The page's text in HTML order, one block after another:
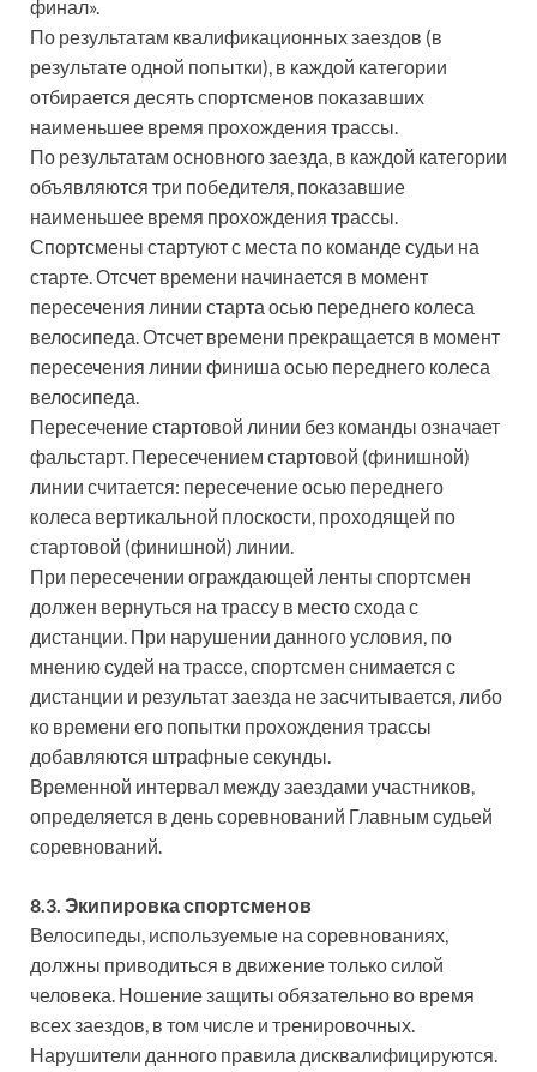
финал».
По результатам квалификационных заездов (в
результате одной попытки), в каждой категории
отбирается десять спортсменов показавших
наименьшее время прохождения трассы.
По результатам основного заезда, в каждой категории
объявляются три победителя, показавшие
наименьшее время прохождения трассы.
Спортсмены стартуют с места по команде судьи на
старте. Отсчет времени начинается в момент
пересечения линии старта осью переднего колеса
велосипеда. Отсчет времени прекращается в момент
пересечения линии финиша осью переднего колеса
велосипеда.
Пересечение стартовой линии без команды означает
фальстарт. Пересечением стартовой (финишной)
линии считается: пересечение осью переднего
колеса вертикальной плоскости, проходящей по
стартовой (финишной) линии.
При пересечении ограждающей ленты спортсмен
должен вернуться на трассу в место схода с
дистанции. При нарушении данного условия, по
мнению судей на трассе, спортсмен снимается с
дистанции и результат заезда не засчитывается, либо
ко времени его попытки прохождения трассы
добавляются штрафные секунды.
Временной интервал между заездами участников,
определяется в день соревнований Главным судьей
соревнований.
8.3. Экипировка спортсменов
Велосипеды, используемые на соревнованиях,
должны приводиться в движение только силой
человека. Ношение защиты обязательно во время
всех заездов, в том числе и тренировочных.
Нарушители данного правила дисквалифицируются.